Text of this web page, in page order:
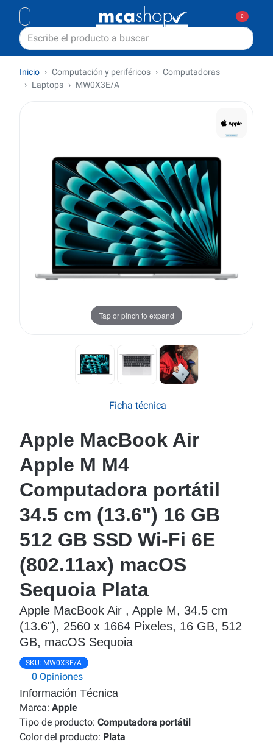
0
Inicio Computación y periféricos
Computadoras
Laptops
MW0X3E/A
Tap or pinch to expand
Ficha técnica
Apple MacBook Air
Apple M M4
Computadora portátil
34.5 cm (13.6") 16 GB
512 GB SSD Wi-Fi 6E
(802.11ax) macOS
Sequoia Plata
Apple MacBook Air , Apple M, 34.5 cm
(13.6"), 2560 x 1664 Pixeles, 16 GB, 512
GB, macOS Sequoia
SKU: MW0X3E/A
0 Opiniones
Información Técnica
Marca: Apple
Tipo de producto: Computadora portátil
Color del producto: Plata